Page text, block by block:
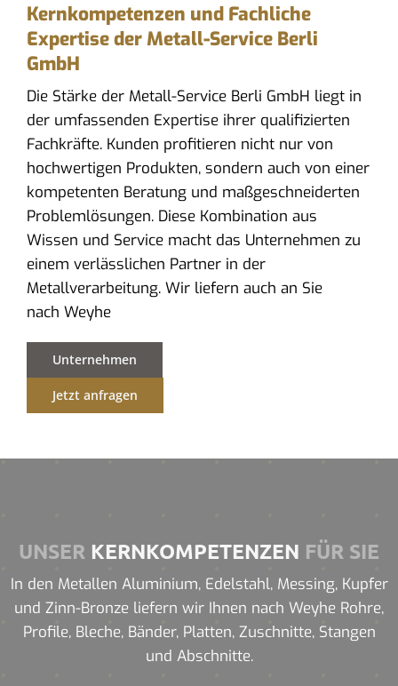
Kernkompetenzen und Fachliche
Expertise der Metall-Service Berli
GmbH
Die Stärke der Metall-Service Berli GmbH liegt in
der umfassenden Expertise ihrer qualifizierten
Fachkräfte. Kunden profitieren nicht nur von
hochwertigen Produkten, sondern auch von einer
kompetenten Beratung und maßgeschneiderten
Problemlösungen. Diese Kombination aus
Wissen und Service macht das Unternehmen zu
einem verlässlichen Partner in der
Metallverarbeitung. Wir liefern auch an Sie
nach Weyhe
Unternehmen
Jetzt anfragen
UNSER KERNKOMPETENZEN FÜR SIE
In den Metallen Aluminium, Edelstahl, Messing, Kupfer
und Zinn-Bronze liefern wir Ihnen nach Weyhe Rohre,
Profile, Bleche, Bänder, Platten, Zuschnitte, Stangen
und Abschnitte.